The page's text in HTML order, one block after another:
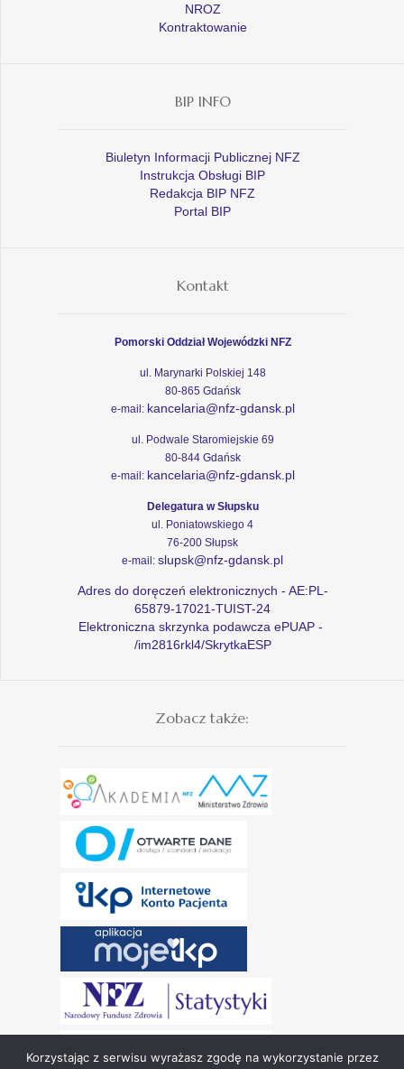
NROZ
Kontraktowanie
BIP INFO
Biuletyn Informacji Publicznej NFZ
Instrukcja Obsługi BIP
Redakcja BIP NFZ
Portal BIP
Kontakt
Pomorski Oddział Wojewódzki NFZ
ul. Marynarki Polskiej 148
80-865 Gdańsk
e-mail: kancelaria@nfz-gdansk.pl
ul. Podwale Staromiejskie 69
80-844 Gdańsk
e-mail: kancelaria@nfz-gdansk.pl
Delegatura w Słupsku
ul. Poniatowskiego 4
76-200 Słupsk
e-mail: slupsk@nfz-gdansk.pl
Adres do doręczeń elektronicznych - AE:PL-
65879-17021-TUIST-24
Elektroniczna skrzynka podawcza ePUAP -
/im2816rkl4/SkrytkaESP
Zobacz także:
Korzystając z serwisu wyrażasz zgodę na wykorzystanie przez